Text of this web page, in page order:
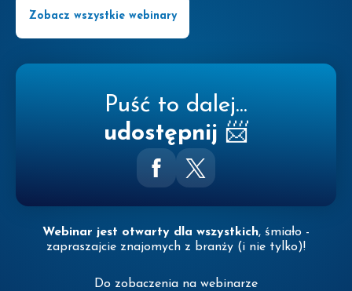
Zobacz wszystkie webinary
Puść to dalej...
udostępnij 📨
Webinar jest otwarty dla wszystkich, śmiało -
zapraszajcie znajomych z branży (i nie tylko)!
Do zobaczenia na webinarze